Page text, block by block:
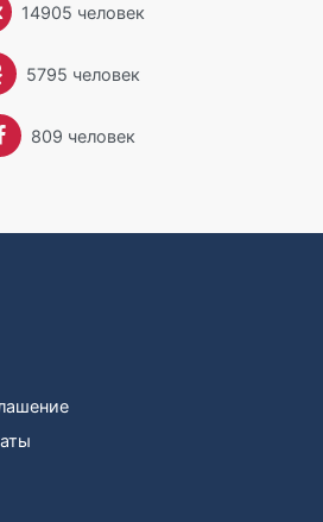
14905 человек
5795 человек
809 человек